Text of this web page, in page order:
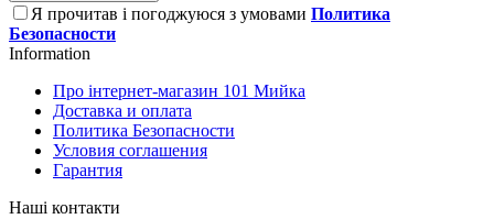
Я прочитав і погоджуюся з умовами Политика
Безопасности
Information
Про інтернет-магазин 101 Мийка
Доставка и оплата
Политика Безопасности
Условия соглашения
Гарантия
Наші контакти